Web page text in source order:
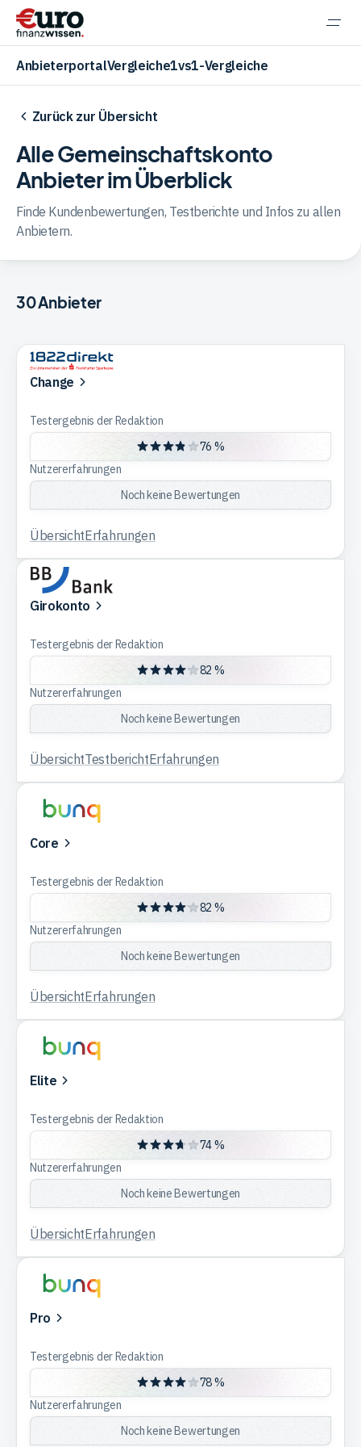
AnbieterportalVergleiche1vs1-Vergleiche
Aktien
ETF
Finanzen
Anleihen
Zurück zur Übersicht
AlleGemeinschaftskonto
Anbieter im Überblick
Finde Kundenbewertungen, Testberichte und Infos zu allen
Anbietern.
30Anbieter
Change
Testergebnis der Redaktion
76 %
Nutzererfahrungen
Noch keine Bewertungen
ÜbersichtErfahrungen
Girokonto
Testergebnis der Redaktion
82 %
Nutzererfahrungen
Noch keine Bewertungen
ÜbersichtTestberichtErfahrungen
Core
Testergebnis der Redaktion
82 %
Nutzererfahrungen
Noch keine Bewertungen
ÜbersichtErfahrungen
Elite
Testergebnis der Redaktion
74 %
Nutzererfahrungen
Noch keine Bewertungen
ÜbersichtErfahrungen
Pro
Testergebnis der Redaktion
78 %
Nutzererfahrungen
Noch keine Bewertungen